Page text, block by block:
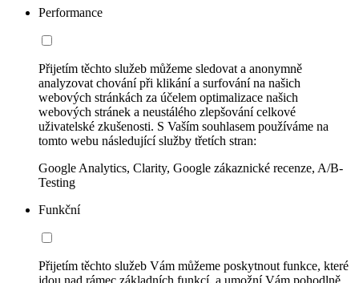
Performance
Přijetím těchto služeb můžeme sledovat a anonymně
analyzovat chování při klikání a surfování na našich
webových stránkách za účelem optimalizace našich
webových stránek a neustálého zlepšování celkové
uživatelské zkušenosti. S Vaším souhlasem používáme na
tomto webu následující služby třetích stran:
Google Analytics, Clarity, Google zákaznické recenze, A/B-
Testing
Funkční
Přijetím těchto služeb Vám můžeme poskytnout funkce, které